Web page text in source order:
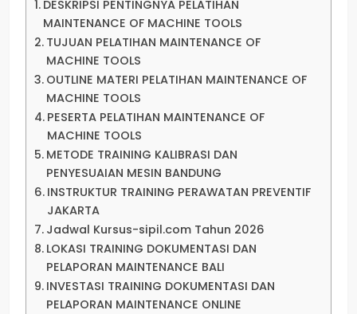
DESKRIPSI PENTINGNYA PELATIHAN
MAINTENANCE OF MACHINE TOOLS
TUJUAN PELATIHAN MAINTENANCE OF
MACHINE TOOLS
OUTLINE MATERI PELATIHAN MAINTENANCE OF
MACHINE TOOLS
PESERTA PELATIHAN MAINTENANCE OF
MACHINE TOOLS
METODE TRAINING KALIBRASI DAN
PENYESUAIAN MESIN BANDUNG
INSTRUKTUR TRAINING PERAWATAN PREVENTIF
JAKARTA
Jadwal Kursus-sipil.com Tahun 2026
LOKASI TRAINING DOKUMENTASI DAN
PELAPORAN MAINTENANCE BALI
INVESTASI TRAINING DOKUMENTASI DAN
PELAPORAN MAINTENANCE ONLINE